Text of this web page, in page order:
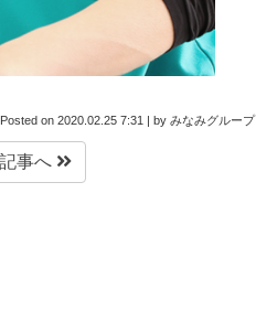
Posted on 2020.02.25 7:31 by みなみグループ
事へ